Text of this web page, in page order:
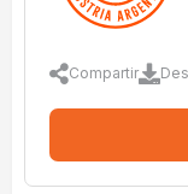
Compartir